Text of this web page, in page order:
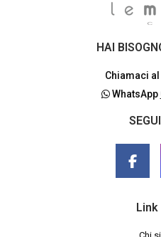
HAI
Chiamaci al
WhatsApp